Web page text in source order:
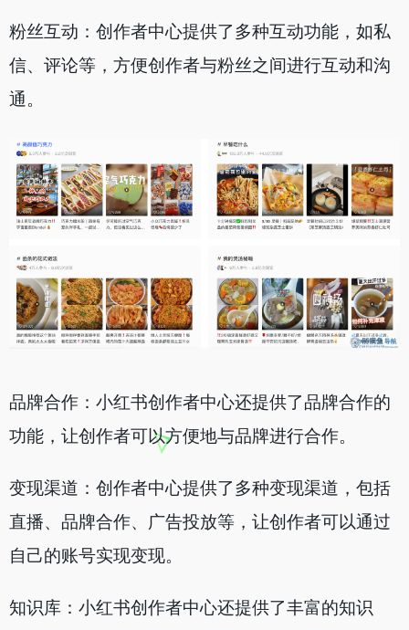
粉丝互动：创作者中心提供了多种互动功能，如私
信、评论等，方便创作者与粉丝之间进行互动和沟
通。
品牌合作：小红书创作者中心还提供了品牌合作的
功能，让创作者可以方便地与品牌进行合作。
变现渠道：创作者中心提供了多种变现渠道，包括
直播、品牌合作、广告投放等，让创作者可以通过
自己的账号实现变现。
知识库：小红书创作者中心还提供了丰富的知识